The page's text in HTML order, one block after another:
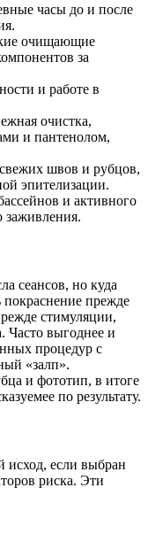
часы до и после
очищающие
за
и работе в
очистка,
и пантенолом,
швов и рубцов,
эпителизации.
и активного
заживления.
сеансов, но куда
покраснение прежде
стимуляции,
Часто выгоднее и
процедур с
«залп».
и фототип, в итоге
по результату.
исход, если выбран
риска. Эти